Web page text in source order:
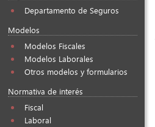
Departamento de Seguros
Modelos
Modelos Fiscales
Modelos Laborales
Otros modelos y formularios
Normativa de interés
Fiscal
Laboral